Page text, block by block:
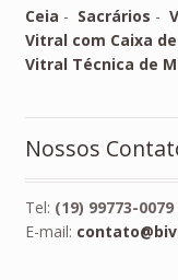
Ceia - Sacrários -
Vitral com Caixa
Vitral Técnica de
Nossos
Tel: (19) 99773-0079
E-mail: